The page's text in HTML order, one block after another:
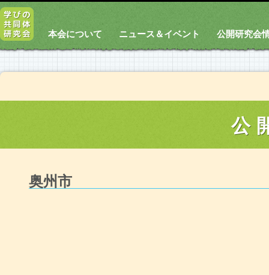
本会について ニュース＆イベント 公開研究会
公
奥州市